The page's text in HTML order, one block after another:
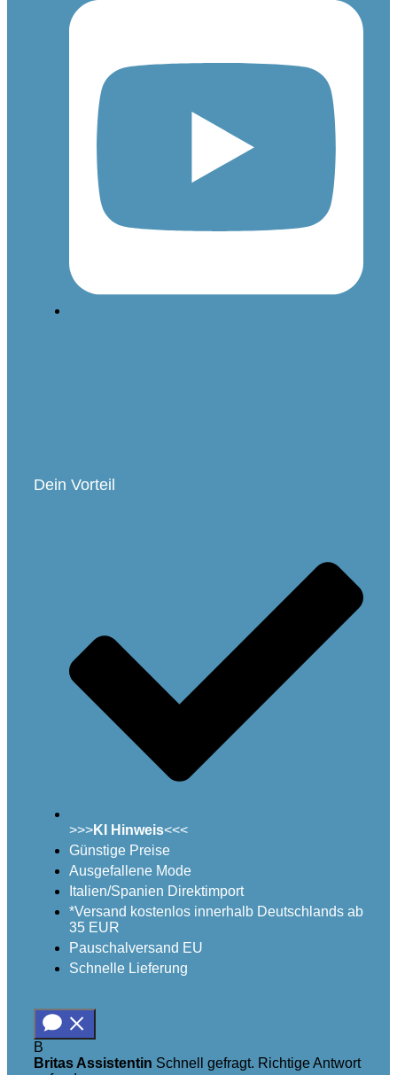
Dein Vorteil
>>>KI Hinweis<<<
Günstige Preise
Ausgefallene Mode
Italien/Spanien Direktimport
*Versand kostenlos innerhalb Deutschlands ab
35 EUR
Pauschalversand EU
Schnelle Lieferung
B
Britas Assistentin Schnell gefragt. Richtige Antwort